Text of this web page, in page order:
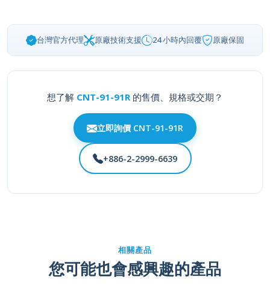
台灣官方代理 原廠技術支援 24 小時內回覆 原廠保固
想了解 CNT-91-91R的售價、規格或交期？
立即詢價 CNT-91-91R
+886-2-2999-6639
相關產品
您可能也會感興趣的產品